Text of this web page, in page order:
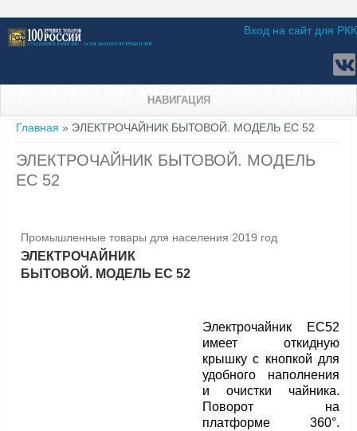
Вход на сайт для РКК
НАВИГАЦИЯ
Вы здесь
Главная » ЭЛЕКТРОЧАЙНИК БЫТОВОЙ. МОДЕЛЬ ЕС 52
ЭЛЕКТРОЧАЙНИК БЫТОВОЙ. МОДЕЛЬ
ЕС 52
Промышленные товары для населения 2019 год
ЭЛЕКТРОЧАЙНИК
БЫТОВОЙ. МОДЕЛЬ ЕС 52
Электрочайник ЕС52
имеет откидную
крышку с кнопкой для
удобного наполнения
и очистки чайника.
Поворот на
платформе 360°.